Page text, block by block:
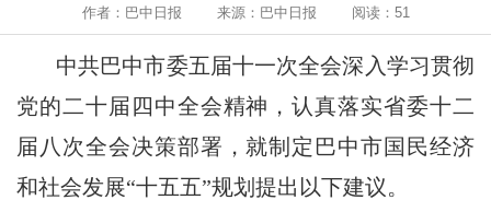
作者：巴中日报 来源：巴中日报 阅读： 51
中共巴中市委五届十一次全会深入学习贯彻
党的二十届四中全会精神，认真落实省委十二
届八次全会决策部署，就制定巴中市国民经济
和社会发展“十五五”规划提出以下建议。